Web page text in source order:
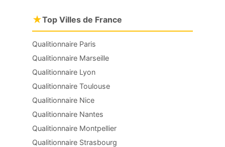
★Top Villes de France
Qualitionnaire Paris
Qualitionnaire Marseille
Qualitionnaire Lyon
Qualitionnaire Toulouse
Qualitionnaire Nice
Qualitionnaire Nantes
Qualitionnaire Montpellier
Qualitionnaire Strasbourg